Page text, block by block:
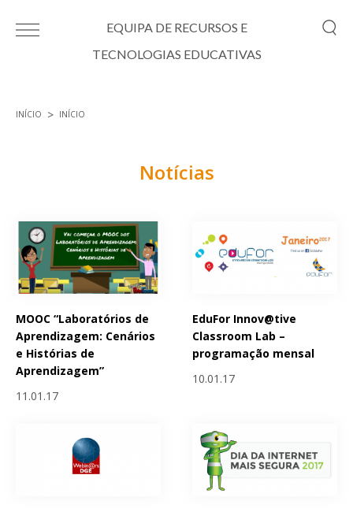
EQUIPA DE RECURSOS E
TECNOLOGIAS EDUCATIVAS
INÍCIO INÍCIO
Notícias
MOOC “Laboratórios de
Aprendizagem: Cenários
e Histórias de
Aprendizagem”
11.01.17
EduFor Innov@tive
Classroom Lab –
programação mensal
10.01.17
Páginas